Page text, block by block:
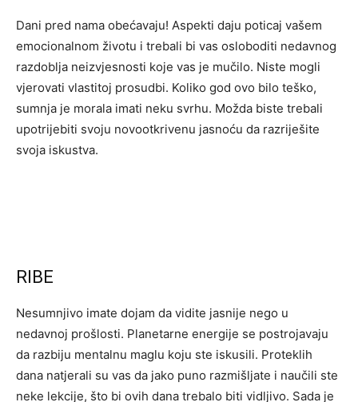
Dani pred nama obećavaju! Aspekti daju poticaj vašem
emocionalnom životu i trebali bi vas osloboditi nedavnog
razdoblja neizvjesnosti koje vas je mučilo. Niste mogli
vjerovati vlastitoj prosudbi. Koliko god ovo bilo teško,
sumnja je morala imati neku svrhu. Možda biste trebali
upotrijebiti svoju novootkrivenu jasnoću da razriješite
svoja iskustva.
RIBE
Nesumnjivo imate dojam da vidite jasnije nego u
nedavnoj prošlosti. Planetarne energije se postrojavaju
da razbiju mentalnu maglu koju ste iskusili. Proteklih
dana natjerali su vas da jako puno razmišljate i naučili ste
neke lekcije, što bi ovih dana trebalo biti vidljivo. Sada je